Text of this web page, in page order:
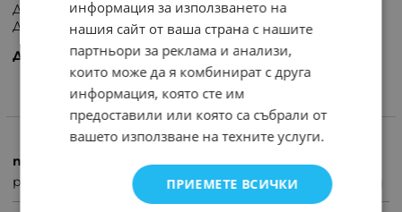
Дължина на сгъване: 40 мм
Дебелина на напречното сечение: 1 х 1 мм
Дължината е измерена при сгънат на две ремък.
ХАРАКТЕРИСТИКИ
продукт
ремък аудио квадратен
информация за използването на
нашия сайт от ваша страна с нашите
партньори за реклама и анализи,
които може да я комбинират с друга
информация, която сте им
предоставили или която са събрали от
вашето използване на техните услуги.
ПРИЕМЕТЕ ВСИЧКИ